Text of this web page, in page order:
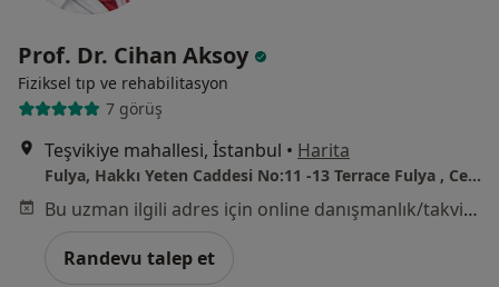
Prof. Dr. Cihan Aksoy
Fiziksel tıp ve rehabilitasyon
7 görüş
Teşvikiye mahallesi, İstanbul • Harita
Fulya, Hakkı Yeten Caddesi No:11 -13 Terrace Fulya , Center 1 Daire 95
Bu uzman ilgili adres için online danışmanlık/takvim sunmuyor.
Randevu talep et